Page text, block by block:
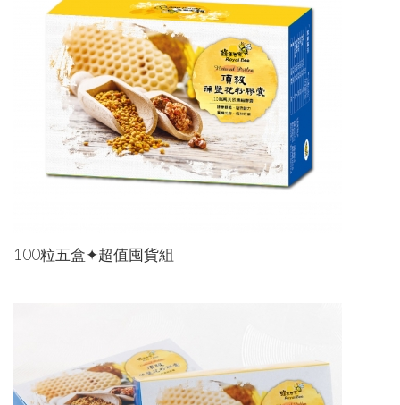
100粒五盒✦超值囤貨組